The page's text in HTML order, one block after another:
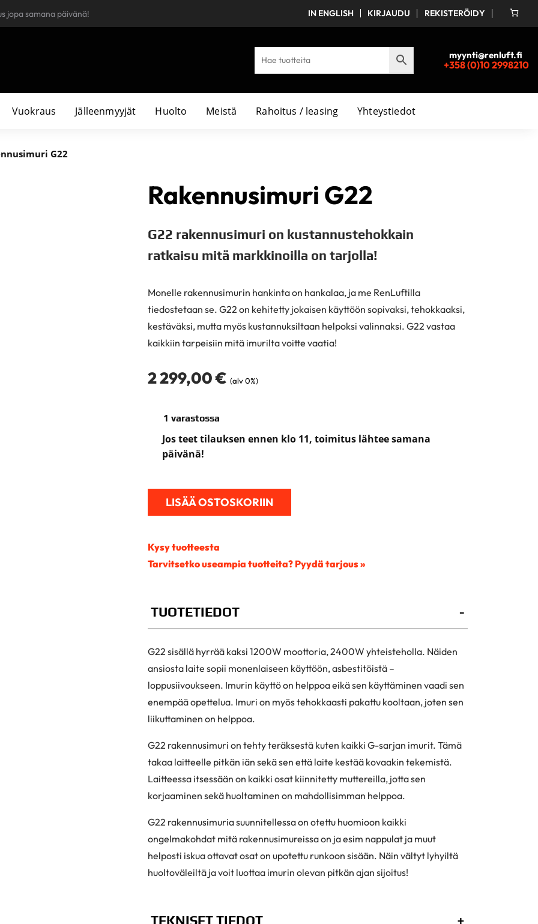
jopa samana päivänä! IN ENGLISH KIRJAUDU REKISTERÖIDY
myynti@renluft.fi
+358 (0)10 2998210
Vuokraus Jälleenmyyjät Huolto Meistä Rahoitus / leasing Yhteystiedot
G22
Rakennusimuri G22
G22 rakennusimuri on kustannustehokkain
ratkaisu mitä markkinoilla on tarjolla!
Monelle rakennusimurin hankinta on hankalaa, ja me RenLuftilla
tiedostetaan se. G22 on kehitetty jokaisen käyttöön sopivaksi, tehokkaaksi,
kestäväksi, mutta myös kustannuksiltaan helpoksi valinnaksi. G22 vastaa
kaikkiin tarpeisiin mitä imurilta voitte vaatia!
2 299,00€ (alv 0%)
1 varastossa
Jos teet tilauksen ennen klo 11, toimitus lähtee samana
päivänä!
LISÄÄ OSTOSKORIIN
Kysy tuotteesta
Tarvitsetko useampia tuotteita? Pyydä tarjous »
TUOTETIEDOT -
G22 sisällä hyrrää kaksi 1200W moottoria, 2400W yhteisteholla. Näiden
ansiosta laite sopii monenlaiseen käyttöön, asbestitöistä –
loppusiivoukseen. Imurin käyttö on helppoa eikä sen käyttäminen vaadi sen
enempää opettelua. Imuri on myös tehokkaasti pakattu kooltaan, joten sen
liikuttaminen on helppoa.
G22 rakennusimuri on tehty teräksestä kuten kaikki G-sarjan imurit. Tämä
takaa laitteelle pitkän iän sekä sen että laite kestää kovaakin tekemistä.
Laitteessa itsessään on kaikki osat kiinnitetty muttereilla, jotta sen
korjaaminen sekä huoltaminen on mahdollisimman helppoa.
G22 rakennusimuria suunnitellessa on otettu huomioon kaikki
ongelmakohdat mitä rakennusimureissa on ja esim nappulat ja muut
helposti iskua ottavat osat on upotettu runkoon sisään. Näin vältyt lyhyiltä
huoltoväleiltä ja voit luottaa imurin olevan pitkän ajan sijoitus!
TEKNISET TIEDOT +